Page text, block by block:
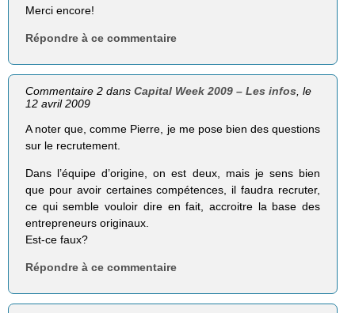
Merci encore!
Répondre à ce commentaire
Commentaire 2 dansCapital Week 2009 – Les infos , le
12 avril 2009
A noter que, comme Pierre, je me pose bien des questions
sur le recrutement.
Dans l’équipe d’origine, on est deux, mais je sens bien
que pour avoir certaines compétences, il faudra recruter,
ce qui semble vouloir dire en fait, accroitre la base des
entrepreneurs originaux.
Est-ce faux?
Répondre à ce commentaire